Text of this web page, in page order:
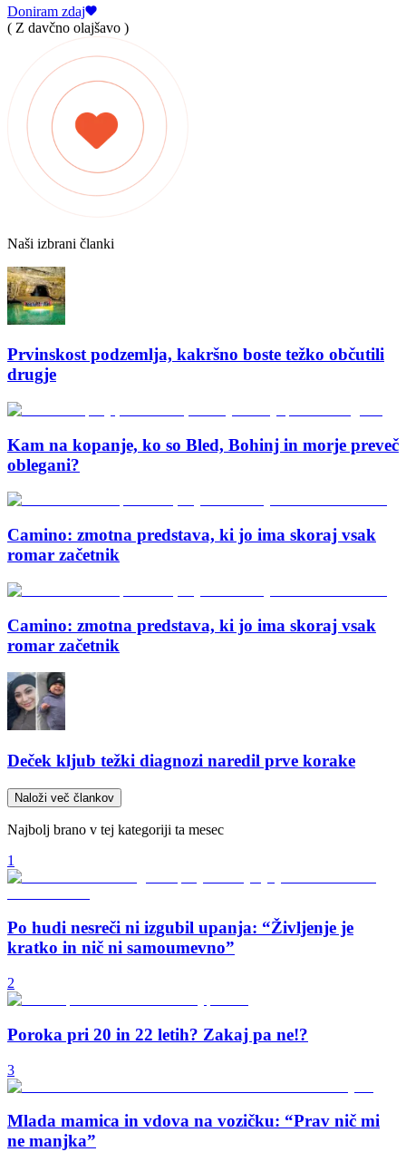
Doniram zdaj
( Z davčno olajšavo )
Naši izbrani članki
Prvinskost podzemlja, kakršno boste težko občutili
drugje
Kam na kopanje, ko so Bled, Bohinj in morje preveč
oblegani?
Camino: zmotna predstava, ki jo ima skoraj vsak
romar začetnik
Camino: zmotna predstava, ki jo ima skoraj vsak
romar začetnik
Deček kljub težki diagnozi naredil prve korake
Naloži več člankov
Najbolj brano v tej kategoriji ta mesec
1
Po hudi nesreči ni izgubil upanja: “Življenje je
kratko in nič ni samoumevno”
2
Poroka pri 20 in 22 letih? Zakaj pa ne!?
3
Mlada mamica in vdova na vozičku: “Prav nič mi
ne manjka”